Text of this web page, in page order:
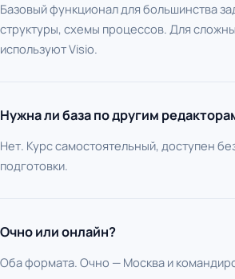
Базовый функционал для большинства
структуры, схемы процессов. Для
используют Visio.
Нужна ли база по другим
Нет. Курс самостоятельный, доступен
подготовки.
Очно или онлайн?
Оба формата. Очно — Москва и